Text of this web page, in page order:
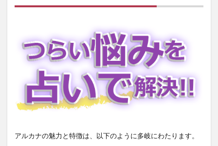
2.4
3
③【ア
オスス
メ占い
師
（タ
アルカナの魅力と特徴は、以下のように多岐にわたります。